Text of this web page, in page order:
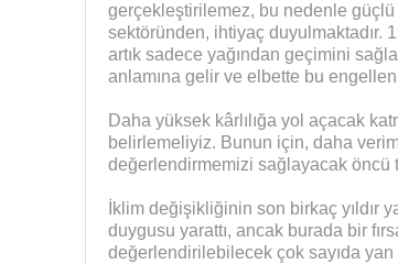
gerçekleştirilemez, bu nedenle
sektöründen, ihtiyaç duyulmaktadır.
artık sadece yağından geçimini
anlamına gelir ve elbette bu
Daha yüksek kârlılığa yol açacak
belirlemeliyiz. Bunun için, daha
değerlendirmemizi sağlayacak öncü
İklim değişikliğinin son birkaç yıldır
duygusu yarattı, ancak burada bir
değerlendirilebilecek çok sayıda yan